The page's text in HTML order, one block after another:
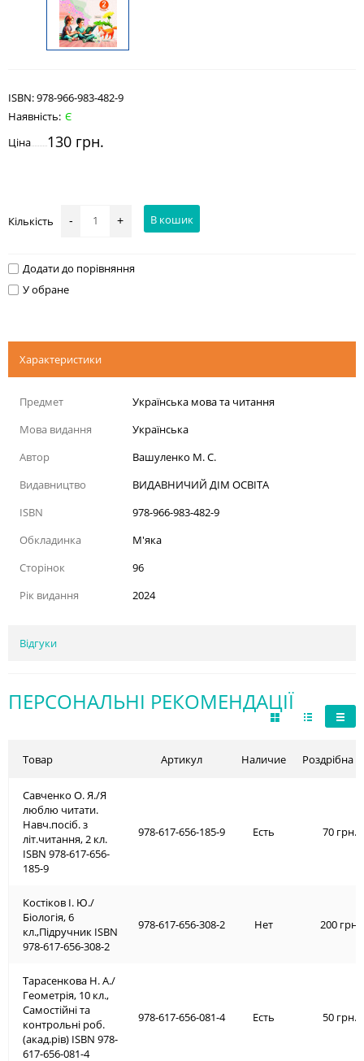
ISBN:978-966-983-482-9
Наявність: Є
Ціна
130 грн.
Кількість - + В кошик
Додати до порівняння
У обране
Характеристики
Предмет
Українська мова та читання
Мова видання
Українська
Автор
Вашуленко М. С.
Видавництво
ВИДАВНИЧИЙ ДІМ ОСВІТА
ISBN
978-966-983-482-9
Обкладинка
М'яка
Сторінок
96
Рік видання
2024
Відгуки
ПЕРСОНАЛЬНІ РЕКОМЕНДАЦІЇ
Товар
Савченко О. Я./Я
люблю читати.
Навч.посіб. з
літ.читання, 2 кл.
ISBN 978-617-656-
185-9
Костіков І. Ю./
Біологія, 6
кл.,Підручник ISBN
978-617-656-308-2
Тарасенкова Н. А./
Геометрія, 10 кл.,
Самостійні та
контрольні роб.
(акад.рів) ISBN 978-
617-656-081-4
Артикул Наличие Роздрібна
978-617-656-185-9 Есть 70 грн.
978-617-656-308-2 Нет 200 грн.
978-617-656-081-4 Есть 50 грн.